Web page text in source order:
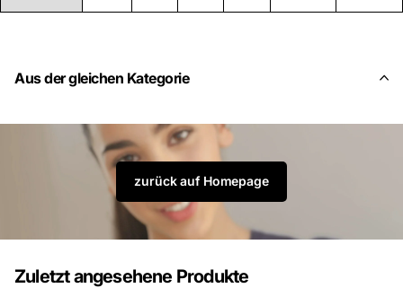
Aus der gleichen Kategorie
zurück auf Homepage
Zuletzt angesehene Produkte